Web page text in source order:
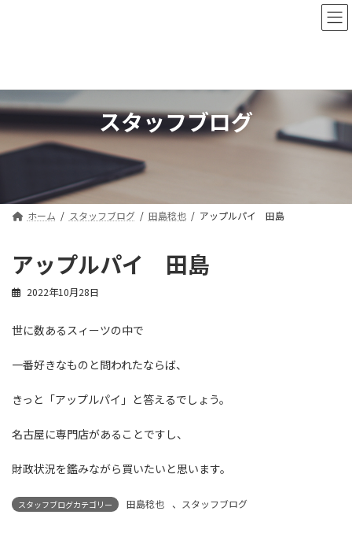
へ
ス
ッ
プ
ョ
ン
移
動
スタッフブログ
ホーム スタッフブログ 田島稔也 アップルパイ 田島
アップルパイ 田島
2022年10月28日
世に数あるスィーツの中で
一番好きなものと問われたならば、
きっと「アップルパイ」と答えるでしょう。
名古屋に専門店があることですし、
財政状況を鑑みながら買いたいと思います。
スタッフブログカテゴリー 田島稔也 、 スタッフブログ